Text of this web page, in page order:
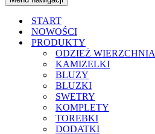
START
NOWOŚCI
PRODUKTY
ODZIEŻ WIERZCHNIA
KAMIZELKI
BLUZY
BLUZKI
SWETRY
KOMPLETY
TOREBKI
DODATKI